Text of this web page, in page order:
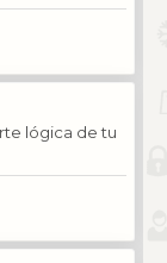
lógica de tu